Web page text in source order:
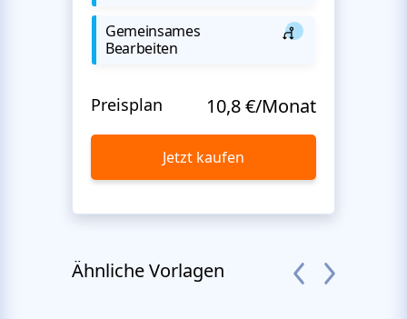
Gemeinsames
Bearbeiten
Preisplan 10,8 €/Monat
Jetzt kaufen
Ähnliche Vorlagen